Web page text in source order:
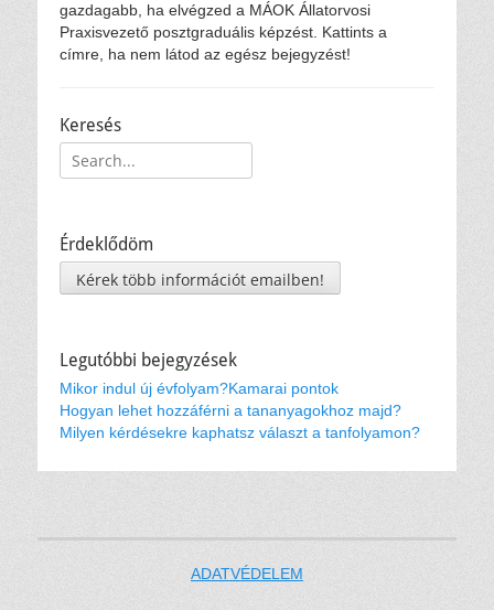
gazdagabb, ha elvégzed a MÁOK Állatorvosi
Praxisvezető posztgraduális képzést. Kattints a
címre, ha nem látod az egész bejegyzést!
Keresés
Keresés:
Érdeklődöm
Kérek több információt emailben!
Legutóbbi bejegyzések
Mikor indul új évfolyam?Kamarai pontok
Hogyan lehet hozzáférni a tananyagokhoz majd?
Milyen kérdésekre kaphatsz választ a tanfolyamon?
ADATVÉDELEM